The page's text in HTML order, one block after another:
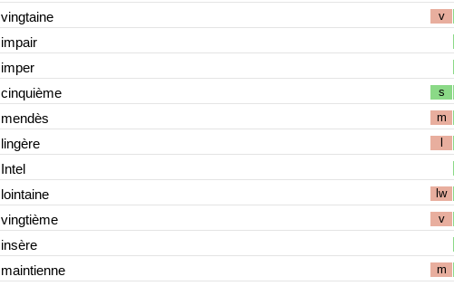
vingtaine v
impair
imper
cinquième s
mendès m
lingère l
Intel
lointaine lw
vingtième v
insère
maintienne m